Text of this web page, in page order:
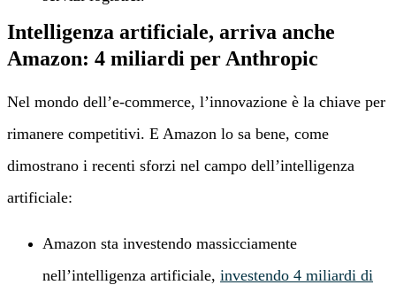
Intelligenza artificiale, arriva anche
Amazon: 4 miliardi per Anthropic
Nel mondo dell’e-commerce, l’innovazione è la chiave per
rimanere competitivi. E Amazon lo sa bene, come
dimostrano i recenti sforzi nel campo dell’intelligenza
artificiale:
Amazon sta investendo massicciamente
nell’intelligenza artificiale, investendo 4 miliardi di